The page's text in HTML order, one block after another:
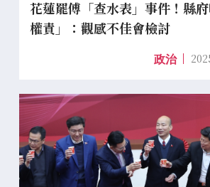
花蓮罷傅「查水表」事件！縣
權責」：觀感不佳會檢討
政治